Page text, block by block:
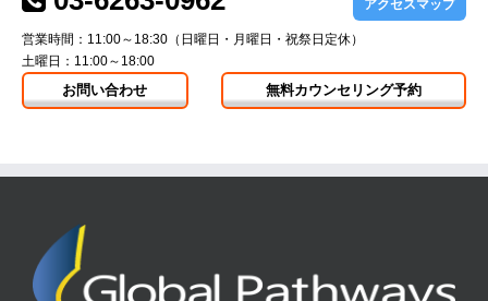
アクセスマップ
営業時間：11:00～18:30（日曜日・月曜日・祝祭日定休）
土曜日：11:00～18:00
お問い合わせ 無料カウンセリング予約